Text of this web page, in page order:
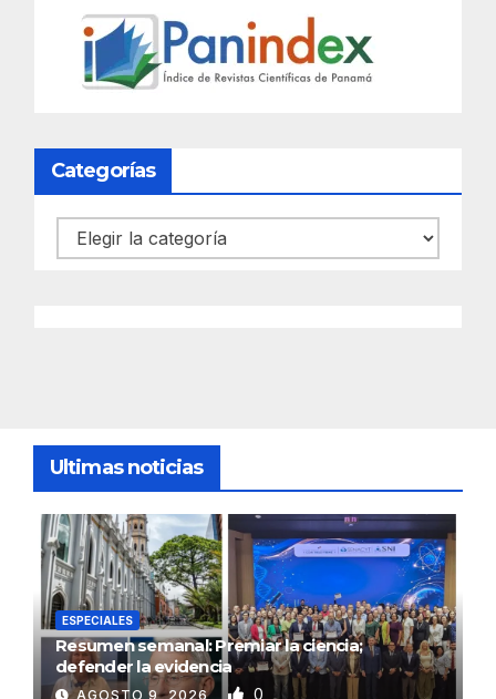
Categorías
Categorías
Ultimas noticias
ESPECIALES
Resumen semanal: Premiar la ciencia;
defender la evidencia
AGOSTO 9, 2026 0